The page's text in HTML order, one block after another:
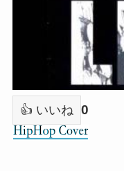
👍 いいね 0